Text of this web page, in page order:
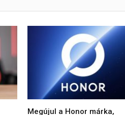
Megújul a Honor márka,